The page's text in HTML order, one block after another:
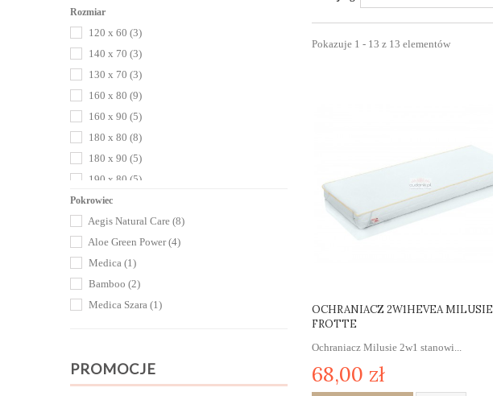
Rozmiar
120 x 60 (3)
140 x 70 (3)
130 x 70 (3)
160 x 80 (9)
160 x 90 (5)
180 x 80 (8)
180 x 90 (5)
190 x 80 (5)
190 x 90
200 x 90(8)
200 x 80(8)
200 x 100(4)
200 x 120(4)
160 x 70(2)
170 x 80(2)
200 x 140(2)
Pokrowiec
Aegis Natural Care (8)
Aloe Green Power(4)
Medica (1)
Bamboo (2)
Medica Szara (1)
PROMOCJE
Pokazuje 1 - 13 z 13 elementów
OCHRANIACZ 2W1HEVEA MILUSIE
FROTTE
Ochraniacz Milusie 2w1 stanowi...
68,00 zł